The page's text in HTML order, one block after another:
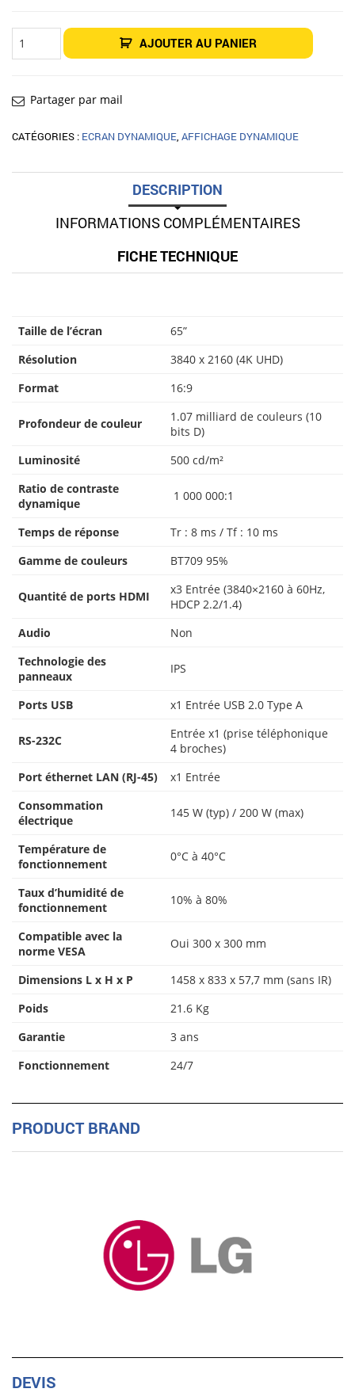
quantité
de
65"
LG
H
AJOUTER AU PANIER
Partager par mail
CATÉGORIES : ECRAN DYNAMIQUE, AFFICHAGE DYNAMIQUE
DESCRIPTION
INFORMATIONS COMPLÉMENTAIRES
FICHE TECHNIQUE
Taille de l’écran
65”
Résolution
3840 x 2160 (4K UHD)
Format
16:9
Profondeur de couleur
1.07 milliard de couleurs (10
bits D)
Luminosité
500 cd/m²
Ratio de contraste
dynamique
1 000 000:1
Temps de réponse
Tr : 8 ms / Tf : 10 ms
Gamme de couleurs
BT709 95%
Quantité de ports HDMI
x3 Entrée (3840×2160 à 60Hz,
HDCP 2.2/1.4)
Audio
Non
Technologie des
panneaux
IPS
Ports USB x1 Entrée USB 2.0 Type A
RS-232C
Entrée x1 (prise téléphonique
4 broches)
Port éthernet LAN (RJ-45)
x1 Entrée
Consommation
électrique
145 W (typ) / 200 W (max)
Température de
fonctionnement
0°C à 40°C
Taux d’humidité de
fonctionnement
10% à 80%
Compatible avec la
norme VESA
Oui 300 x 300 mm
Dimensions L x H x P
1458 x 833 x 57,7 mm (sans IR)
Poids
21.6 Kg
Garantie
3 ans
Fonctionnement
24/7
PRODUCT BRAND
DEVIS